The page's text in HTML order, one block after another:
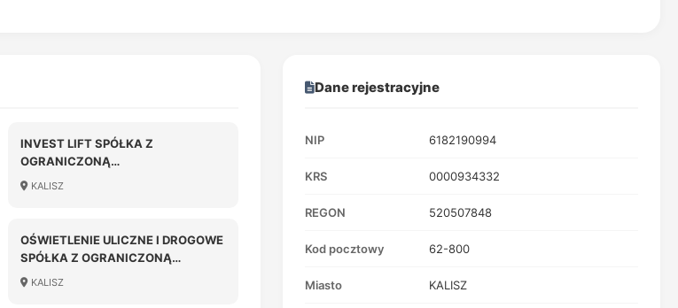
INVEST LIFT SPÓŁKA Z
OGRANICZONĄ
ODPOWIEDZIALNOŚCIĄ
KALISZ
OŚWIETLENIE ULICZNE I DROGOWE
SPÓŁKA Z OGRANICZONĄ
ODPOWIEDZIALNOŚCIĄ
KALISZ
Dane rejestracyjne
NIP 6182190994
KRS 0000934332
REGON 520507848
Kod pocztowy 62-800
Miasto KALISZ